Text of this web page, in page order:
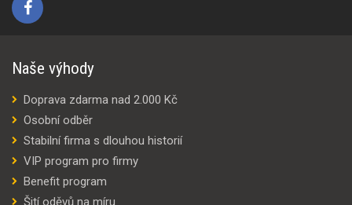
Naše výhody
Doprava zdarma nad 2.000 Kč
Osobní odběr
Stabilní firma s dlouhou historií
VIP program pro firmy
Benefit program
Šití oděvů na míru